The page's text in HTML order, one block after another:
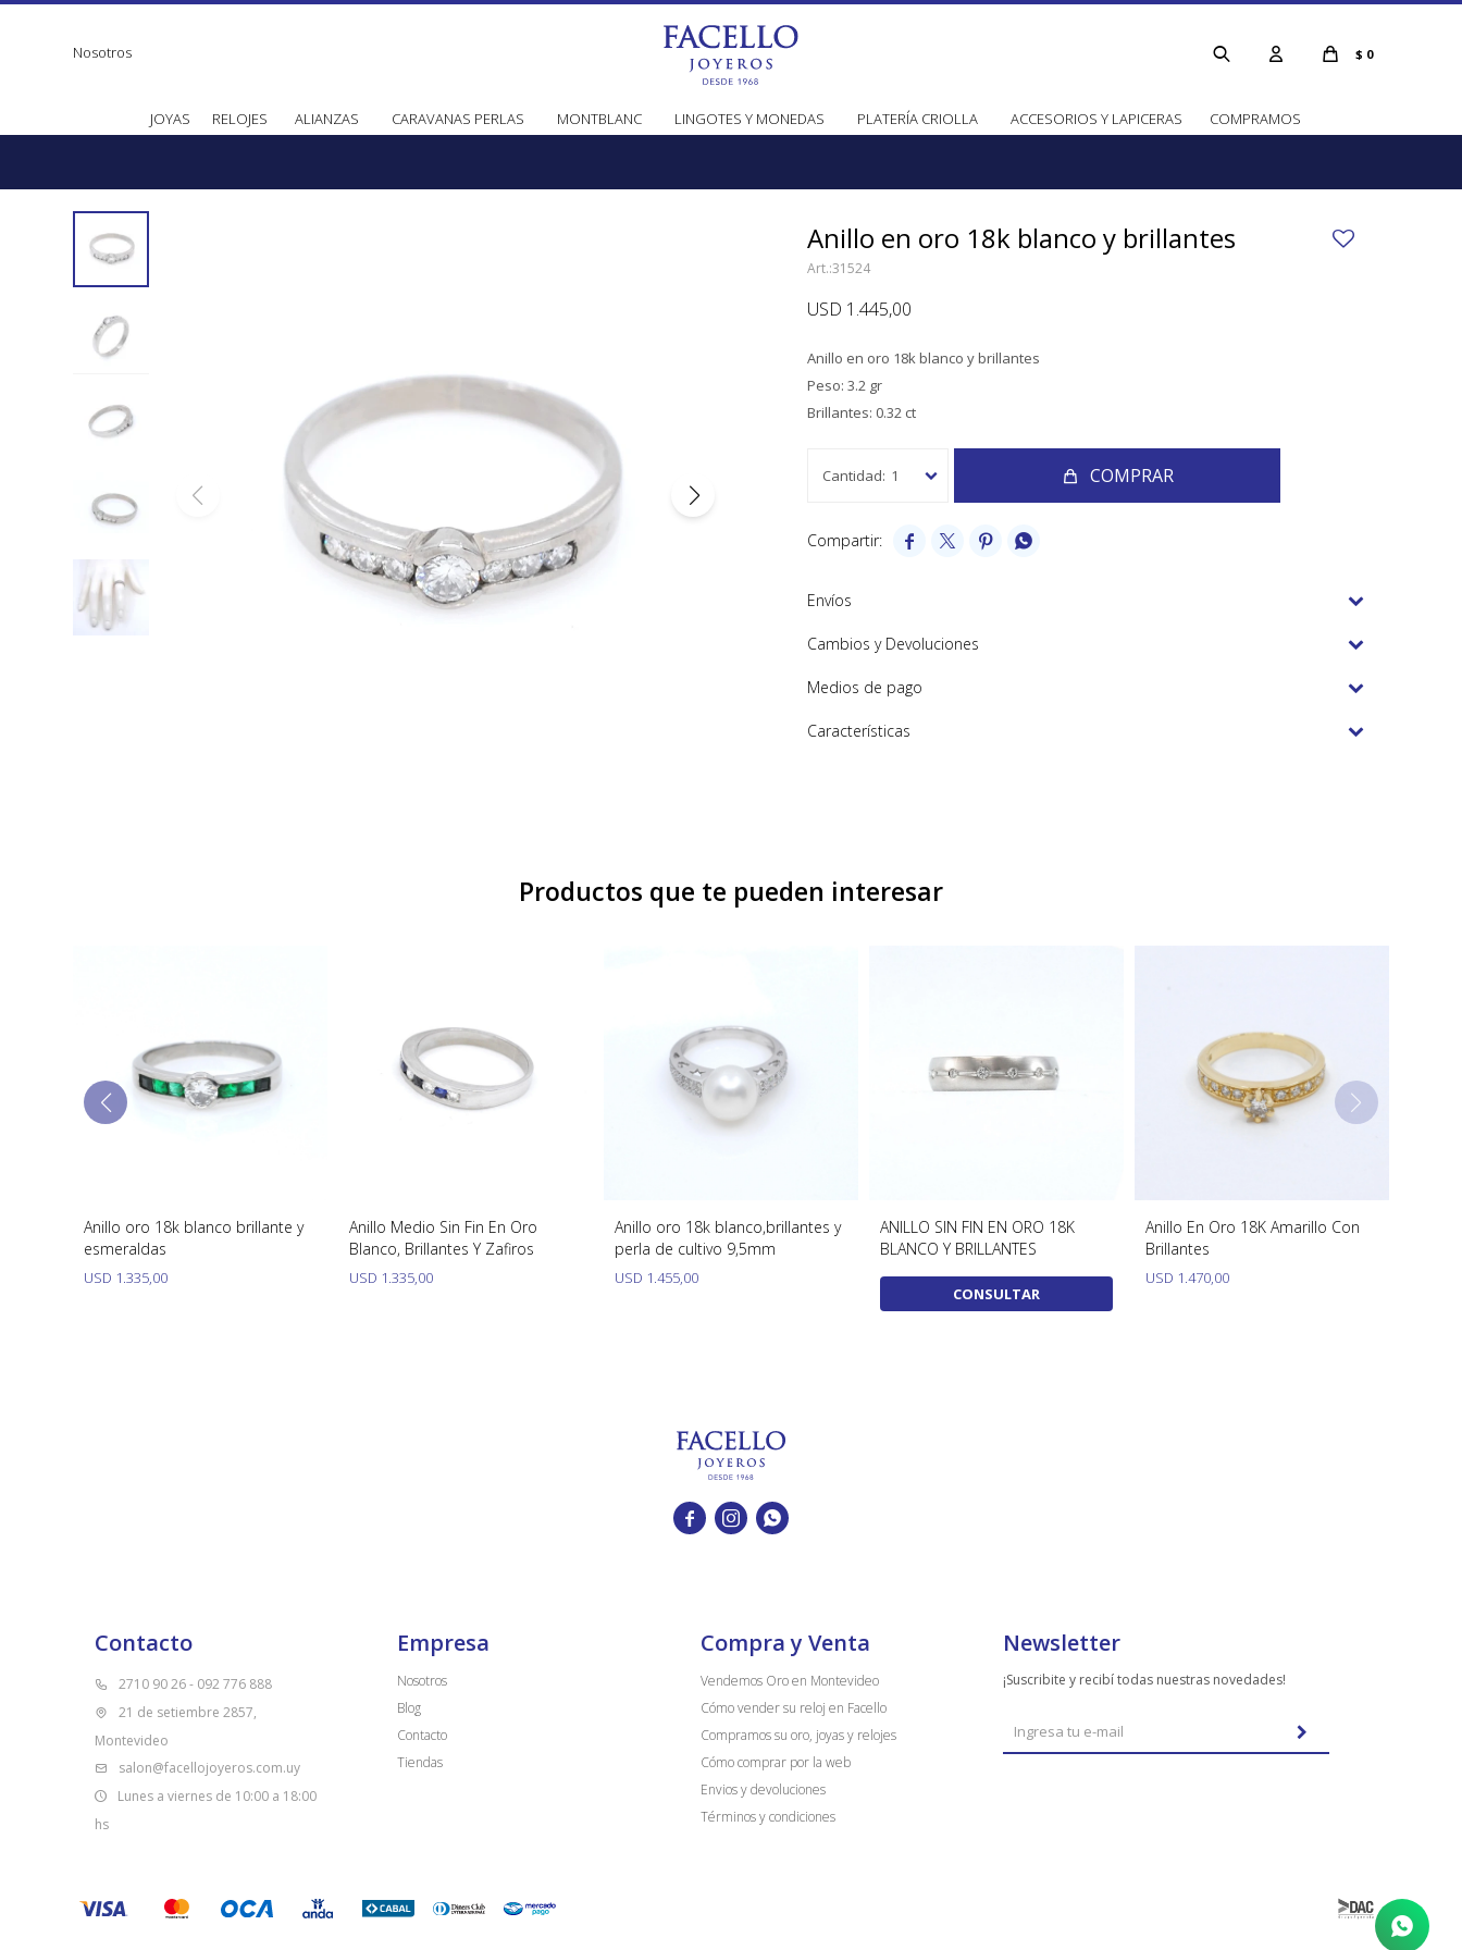
JOYAS RELOJES ALIANZAS CARAVANAS PERLAS MONTBLANC LINGOTES Y MONEDAS PLATERÍA CRIOLLA ACCESORIOS Y LAPICERAS COMPRAMOS
$ 0
Nosotros
Anillo en oro 18k blanco y brillantes
31524
USD 1.445,00
Anillo en oro 18k blanco y brillantes
Peso: 3.2 gr
Brillantes: 0.32 ct
1 COMPRAR
   
Envíos
Cambios y Devoluciones
Medios de pago
Características
Productos que te pueden interesar
Anillo oro 18k blanco brillante y
esmeraldas
USD 1.335,00
Anillo Medio Sin Fin En Oro
Blanco, Brillantes Y Zafiros
USD 1.335,00
Anillo oro 18k blanco,brillantes y
perla de cultivo 9,5mm
USD 1.455,00
ANILLO SIN FIN EN ORO 18K
BLANCO Y BRILLANTES
CONSULTAR
Anillo En Oro 18K Amarillo Con
Brillantes
USD 1.470,00
  
Contacto
2710 90 26 - 092 776 888
21 de setiembre 2857,
Montevideo
salon@facellojoyeros.com.uy
Lunes a viernes de 10:00 a 18:00
hs
Empresa
Nosotros
Blog
Contacto
Tiendas
Compra y Venta
Vendemos Oro en Montevideo
Cómo vender su reloj en Facello
Compramos su oro, joyas y relojes
Cómo comprar por la web
Envios y devoluciones
Términos y condiciones
Newsletter
¡Suscribite y recibí todas nuestras novedades!